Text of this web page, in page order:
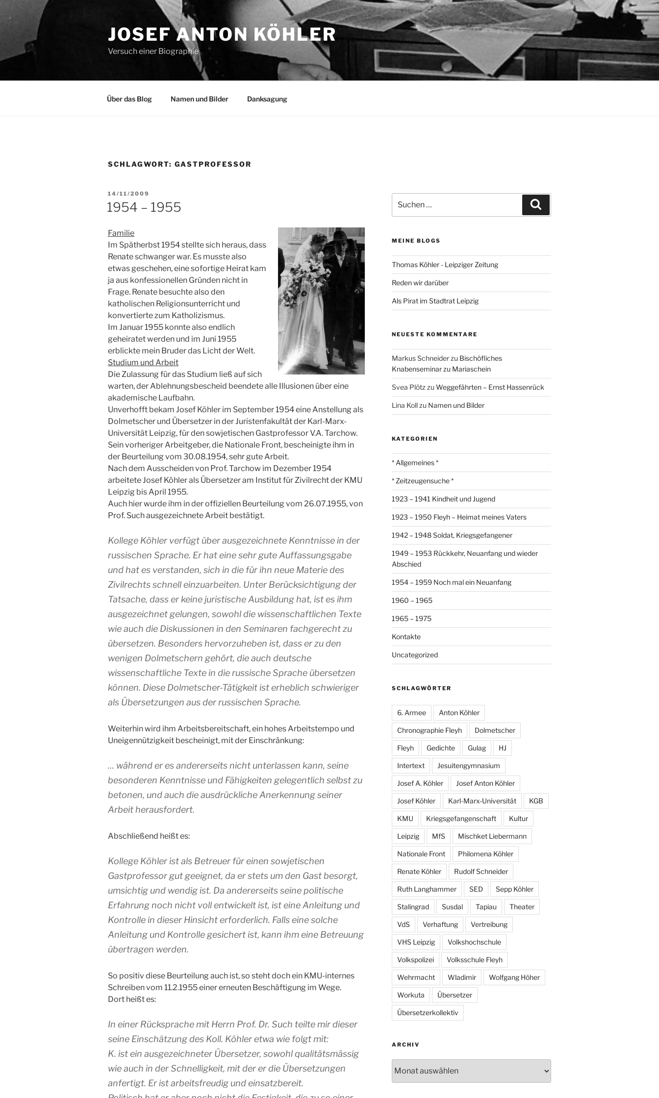
Inhalt
JOSEF ANTON KÖHLER
Versuch einer Biographie
Über das Blog Namen und Bilder Danksagung
SCHLAGWORT: GASTPROFESSOR
VERÖFFENTLICHT
AM
14/11/2009
1954 – 1955
Familie
Im Spätherbst 1954 stellte sich heraus, dass
Renate schwanger war. Es musste also
etwas geschehen, eine sofortige Heirat kam
ja aus konfessionellen Gründen nicht in
Frage. Renate besuchte also den
katholischen Religionsunterricht und
konvertierte zum Katholizismus.
Im Januar 1955 konnte also endlich
geheiratet werden und im Juni 1955
erblickte mein Bruder das Licht der Welt.
Studium und Arbeit
Die Zulassung für das Studium ließ auf sich
warten, der Ablehnungsbescheid beendete alle Illusionen über eine
akademische Laufbahn.
Unverhofft bekam Josef Köhler im September 1954 eine Anstellung als
Dolmetscher und Übersetzer in der Juristenfakultät der Karl-Marx-
Universität Leipzig, für den sowjetischen Gastprofessor V.A. Tarchow.
Sein vorheriger Arbeitgeber, die Nationale Front, bescheinigte ihm in
der Beurteilung vom 30.08.1954, sehr gute Arbeit.
Nach dem Ausscheiden von Prof. Tarchow im Dezember 1954
arbeitete Josef Köhler als Übersetzer am Institut für Zivilrecht der KMU
Leipzig bis April 1955.
Auch hier wurde ihm in der offiziellen Beurteilung vom 26.07.1955, von
Prof. Such ausgezeichnete Arbeit bestätigt.
Kollege Köhler verfügt über ausgezeichnete Kenntnisse in der
russischen Sprache. Er hat eine sehr gute Auffassungsgabe
und hat es verstanden, sich in die für ihn neue Materie des
Zivilrechts schnell einzuarbeiten. Unter Berücksichtigung der
Tatsache, dass er keine juristische Ausbildung hat, ist es ihm
ausgezeichnet gelungen, sowohl die wissenschaftlichen Texte
wie auch die Diskussionen in den Seminaren fachgerecht zu
übersetzen. Besonders hervorzuheben ist, dass er zu den
wenigen Dolmetschern gehört, die auch deutsche
wissenschaftliche Texte in die russische Sprache übersetzen
können. Diese Dolmetscher-Tätigkeit ist erheblich schwieriger
als Übersetzungen aus der russischen Sprache.
Weiterhin wird ihm Arbeitsbereitschaft, ein hohes Arbeitstempo und
Uneigennützigkeit bescheinigt, mit der Einschränkung:
… während er es andererseits nicht unterlassen kann, seine
besonderen Kenntnisse und Fähigkeiten gelegentlich selbst zu
betonen, und auch die ausdrückliche Anerkennung seiner
Arbeit herausfordert.
Abschließend heißt es:
Kollege Köhler ist als Betreuer für einen sowjetischen
Gastprofessor gut geeignet, da er stets um den Gast besorgt,
umsichtig und wendig ist. Da andererseits seine politische
Erfahrung noch nicht voll entwickelt ist, ist eine Anleitung und
Kontrolle in dieser Hinsicht erforderlich. Falls eine solche
Anleitung und Kontrolle gesichert ist, kann ihm eine Betreuung
übertragen werden.
So positiv diese Beurteilung auch ist, so steht doch ein KMU-internes
Schreiben vom 11.2.1955 einer erneuten Beschäftigung im Wege.
Dort heißt es:
In einer Rücksprache mit Herrn Prof. Dr. Such teilte mir dieser
seine Einschätzung des Koll. Köhler etwa wie folgt mit:
K. ist ein ausgezeichneter Übersetzer, sowohl qualitätsmässig
wie auch in der Schnelligkeit, mit der er die Übersetzungen
anfertigt. Er ist arbeitsfreudig und einsatzbereit.
nach:
MEINE BLOGS
Thomas Köhler - Leipziger Zeitung
Reden wir darüber
Als Pirat im Stadtrat Leipzig
NEUESTE KOMMENTARE
Markus Schneiderzu Bischöfliches
Knabenseminar zu Mariaschein
Svea Plötz zu Weggefährten – Ernst Hassenrück
Lina Kollzu Namen und Bilder
KATEGORIEN
* Allgemeines *
* Zeitzeugensuche *
1923 – 1941 Kindheit und Jugend
1923 – 1950 Fleyh – Heimat meines Vaters
1942 – 1948 Soldat, Kriegsgefangener
1949 – 1953 Rückkehr, Neuanfang und wieder
Abschied
1954 – 1959 Noch mal ein Neuanfang
1960 – 1965
1965 – 1975
Kontakte
Uncategorized
SCHLAGWÖRTER
6. Armee Anton Köhler
Chronographie Fleyh Dolmetscher
Fleyh Gedichte Gulag HJ
Intertext Jesuitengymnasium
Josef A. Köhler Josef Anton Köhler
Josef Köhler Karl-Marx-Universität KGB
KMU Kriegsgefangenschaft Kultur
Leipzig MfS Mischket Liebermann
Nationale Front Philomena Köhler
Renate Köhler Rudolf Schneider
Ruth Langhammer SED Sepp Köhler
Stalingrad Susdal Tapiau Theater
VdS Verhaftung Vertreibung
VHS Leipzig Volkshochschule
Volkspolizei Volksschule Fleyh
Wehrmacht Wladimir Wolfgang Höher
Workuta Übersetzer
Übersetzerkollektiv
ARCHIV